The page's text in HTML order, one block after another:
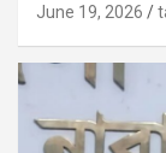
June 19, 2026